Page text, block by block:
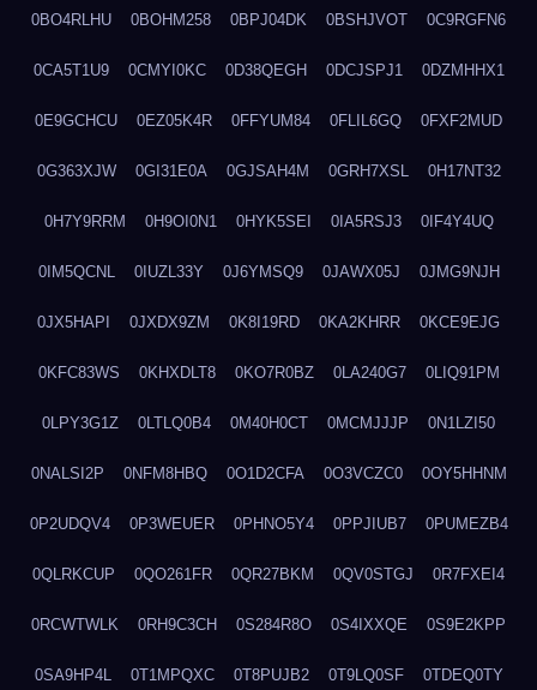
0BO4RLHU 0BOHM258 0BPJ04DK 0BSHJVOT 0C9RGFN6
0CA5T1U9 0CMYI0KC 0D38QEGH 0DCJSPJ1 0DZMHHX1
0E9GCHCU 0EZ05K4R 0FFYUM84 0FLIL6GQ 0FXF2MUD
0G363XJW 0GI31E0A 0GJSAH4M 0GRH7XSL 0H17NT32
0H7Y9RRM 0H9OI0N1 0HYK5SEI 0IA5RSJ3 0IF4Y4UQ
0IM5QCNL 0IUZL33Y 0J6YMSQ9 0JAWX05J 0JMG9NJH
0JX5HAPI 0JXDX9ZM 0K8I19RD 0KA2KHRR 0KCE9EJG
0KFC83WS 0KHXDLT8 0KO7R0BZ 0LA240G7 0LIQ91PM
0LPY3G1Z 0LTLQ0B4 0M40H0CT 0MCMJJJP 0N1LZI50
0NALSI2P 0NFM8HBQ 0O1D2CFA 0O3VCZC0 0OY5HHNM
0P2UDQV4 0P3WEUER 0PHNO5Y4 0PPJIUB7 0PUMEZB4
0QLRKCUP 0QO261FR 0QR27BKM 0QV0STGJ 0R7FXEI4
0RCWTWLK 0RH9C3CH 0S284R8O 0S4IXXQE 0S9E2KPP
0SA9HP4L 0T1MPQXC 0T8PUJB2 0T9LQ0SF 0TDEQ0TY